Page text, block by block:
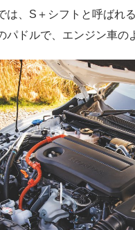
は、S＋シフトと呼ばれ
パドルで、エンジン車の